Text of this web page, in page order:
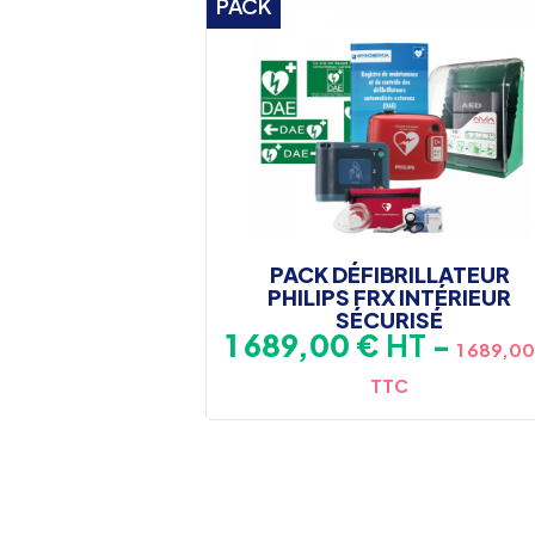
PACK DÉFIBRILLATEUR
PHILIPS FRX INTÉRIEUR
SÉCURISÉ
Prix
1 689,00 € HT - 1
TTC
PACK